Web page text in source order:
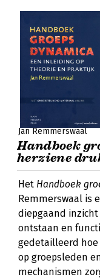
Jan Remmerswaal
Handboek
herziene
Het Handboek
Remmerswaal is
diepgaand
ontstaan en
gedetailleerd
op groepsleden
mechanismen